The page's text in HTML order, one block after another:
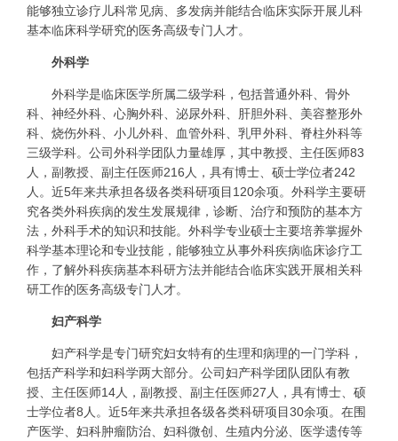
能够独立诊疗儿科常见病、多发病并能结合临床实际开展儿科
基本临床科学研究的医务高级专门人才。
外科学
外科学是临床医学所属二级学科，包括普通外科、骨外
科、神经外科、心胸外科、泌尿外科、肝胆外科、美容整形外
科、烧伤外科、小儿外科、血管外科、乳甲外科、脊柱外科等
三级学科。公司外科学团队力量雄厚，其中教授、主任医师83
人，副教授、副主任医师216人，具有博士、硕士学位者242
人。近5年来共承担各级各类科研项目120余项。外科学主要研
究各类外科疾病的发生发展规律，诊断、治疗和预防的基本方
法，外科手术的知识和技能。外科学专业硕士主要培养掌握外
科学基本理论和专业技能，能够独立从事外科疾病临床诊疗工
作，了解外科疾病基本科研方法并能结合临床实践开展相关科
研工作的医务高级专门人才。
妇产科学
妇产科学是专门研究妇女特有的生理和病理的一门学科，
包括产科学和妇科学两大部分。公司妇产科学团队团队有教
授、主任医师14人，副教授、副主任医师27人，具有博士、硕
士学位者8人。近5年来共承担各级各类科研项目30余项。在围
产医学、妇科肿瘤防治、妇科微创、生殖内分泌、医学遗传等